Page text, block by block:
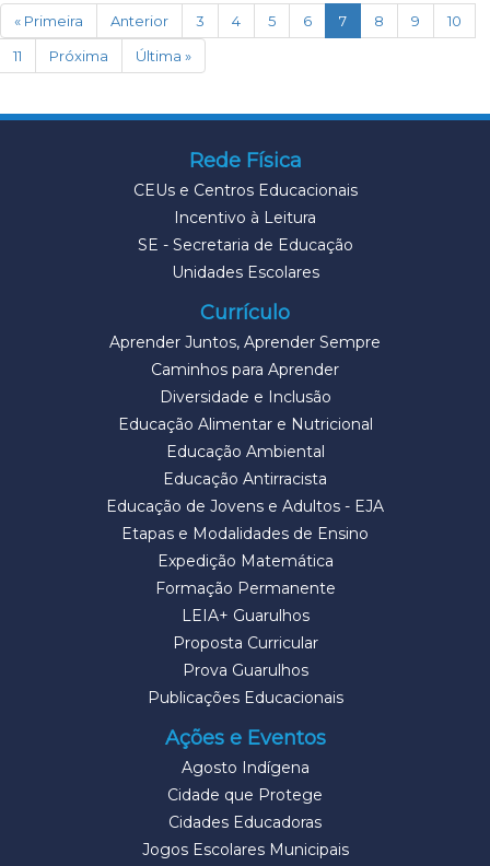
« Primeira Anterior 3 4 5 6 7(current)
8 9
10
11
Próxima Última »
Rede Física
CEUs e Centros Educacionais
Incentivo à Leitura
SE - Secretaria de Educação
Unidades Escolares
Currículo
Aprender Juntos, Aprender Sempre
Caminhos para Aprender
Diversidade e Inclusão
Educação Alimentar e Nutricional
Educação Ambiental
Educação Antirracista
Educação de Jovens e Adultos - EJA
Etapas e Modalidades de Ensino
Expedição Matemática
Formação Permanente
LEIA+ Guarulhos
Proposta Curricular
Prova Guarulhos
Publicações Educacionais
Ações e Eventos
Agosto Indígena
Cidade que Protege
Cidades Educadoras
Jogos Escolares Municipais